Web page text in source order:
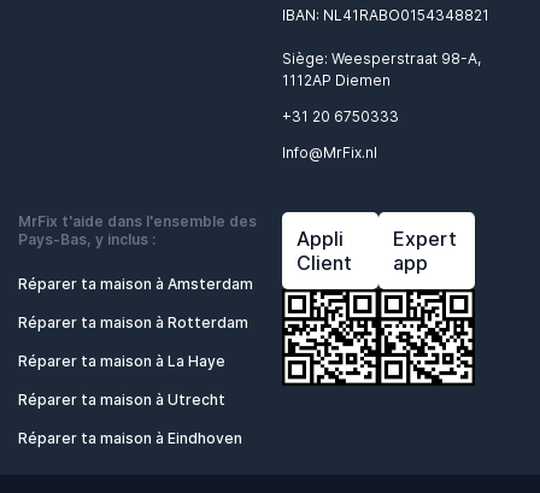
IBAN: NL41RABO0154348821
Siège: Weesperstraat 98-A,
1112AP Diemen
+31 20 6750333
Info@MrFix.nl
MrFix t'aide dans l'ensemble des
Pays-Bas, y inclus :
Réparer ta maison à Amsterdam
Réparer ta maison à Rotterdam
Réparer ta maison à La Haye
Réparer ta maison à Utrecht
Réparer ta maison à Eindhoven
Appli
Client
Expert
app